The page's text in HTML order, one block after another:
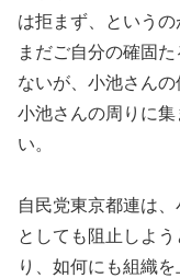
は拒まず、というの
まだご自分の確固
ないが、小池さん
小池さんの周りに
い。
自民党東京都連は
としても阻止しよ
り、如何にも組織